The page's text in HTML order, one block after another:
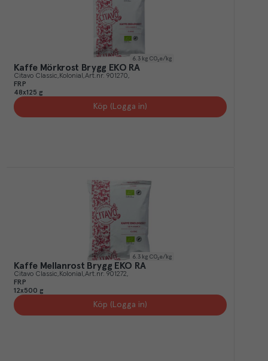
6.3 kg CO₂e/kg
Kaffe Mörkrost Brygg EKO RA
Citavo Classic Kolonial Art.nr. 901270
FRP
48x125 g
Köp (Logga in)
6.3 kg CO₂e/kg
Kaffe Mellanrost Brygg EKO RA
Citavo Classic Kolonial Art.nr. 901272
FRP
12x500 g
Köp (Logga in)